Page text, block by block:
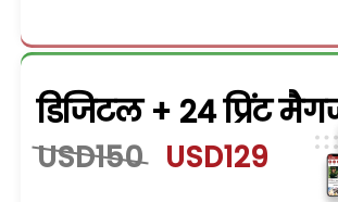
डिजिटल + 24 प्रिंट
USD150 USD129